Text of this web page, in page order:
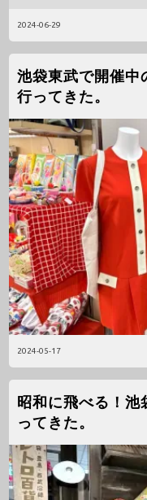
2024-06-29
2024-05-17
池袋東武で開催中
行ってきた。
昭和に飛べる！
ってきた。